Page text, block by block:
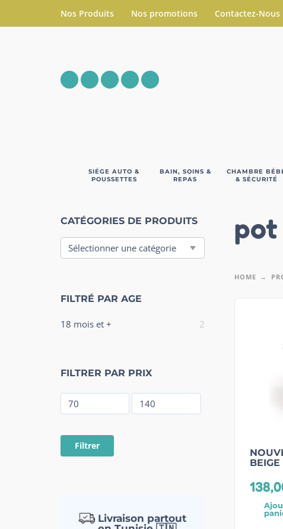
Nos Produits Nos promotions Contactez-Nous
SIÉGE AUTO &
POUSSETTES
BAIN, SOINS &
REPAS
CHAMBRE
& SÉCURITÉ
CATÉGORIES DE PRODUITS
FILTRÉ PAR AGE
18 mois et + 2
FILTRER PAR PRIX
Filtrer
Livraison partout
HOME
BEIGE